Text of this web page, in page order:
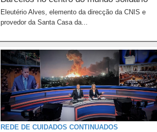
Eleutério Alves, elemento da direcção da CNIS e
provedor da Santa Casa da...
REDE DE CUIDADOS CONTINUADOS